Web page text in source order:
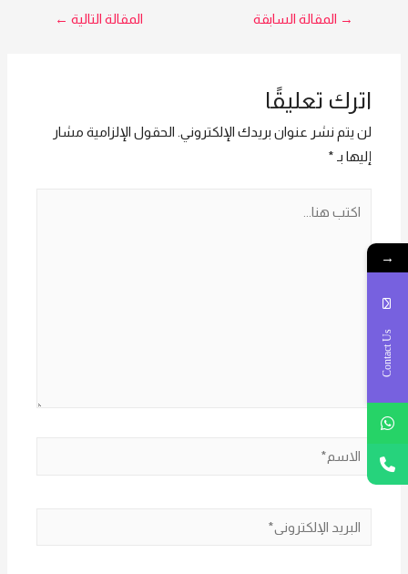
تصفّح
→ المقالة السابقة المقالة التالية ←
اترك تعليقًا
لن يتم نشر عنوان بريدك الإلكتروني. الحقول الإلزامية مشار
إليها بـ *
الاسم*
البريد
→
Contact Us